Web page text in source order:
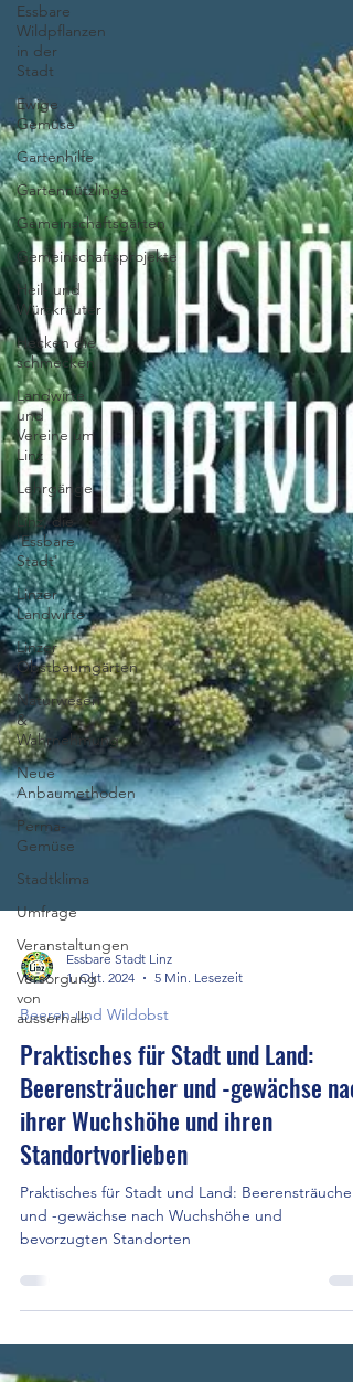
Essbare
Wildpflanzen
in der
Stadt
Ewige
Gemüse
Gartenhilfe
Gartennützlinge
Gemeinschaftsgärten
Gemeinschaftsprojekte
Heil- und
Würzkräuter
Hecken die
schmecken
Landwirte
und
Vereine um
Linz
Lehrgänge
Linz, die
'Essbare
Stadt'
Linzer
Landwirte
Linzer
Obstbaumgärten
Naturwesen
&
Wahrnehmung
Neue
Anbaumethoden
Perma-
Gemüse
Stadtklima
Umfrage
Veranstaltungen
Versorgung
von
ausserhalb1. Okt. 2024
5 Min. Lesezeit
Beeren und Wildobst
Praktisches für Stadt und Land:
Beerensträucher und -gewächse
ihrer Wuchshöhe und ihren
Standortvorlieben
Praktisches für Stadt und Land: Beerensträucher
bevorzugten Standorten